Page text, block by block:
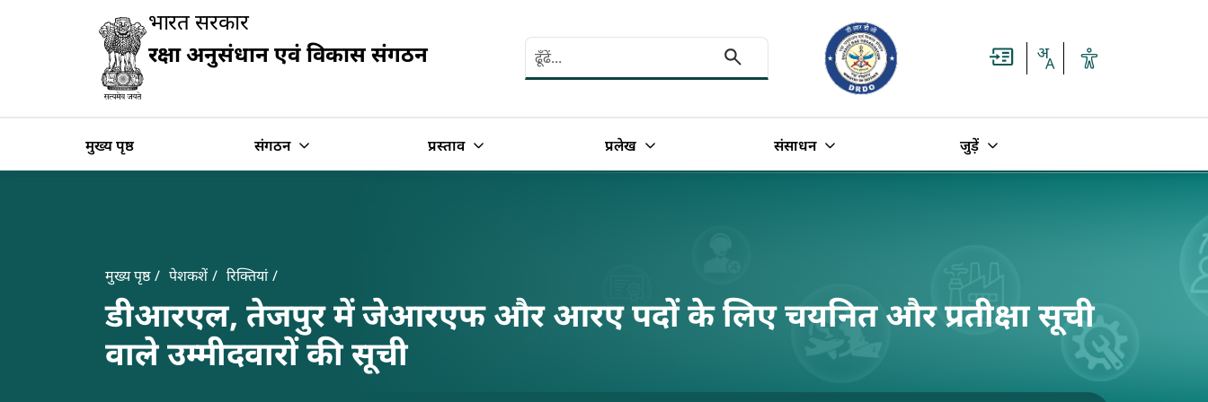
भारत सरकार
रक्षा अनुसंधान एवं विकास संगठन
Search here
खोज
मुख्य पृष्ठ संगठन प्रस्ताव प्रलेख संसाधन जुड़ें
Breadcrumb
मुख्य पृष्ठ पेशकशें रिक्तियां
डीआरएल, तेजपुर में जेआरएफ और आरए पदों के लिए चयनित और प्रतीक्षा सूची
वाले उम्मीदवारों की सूची